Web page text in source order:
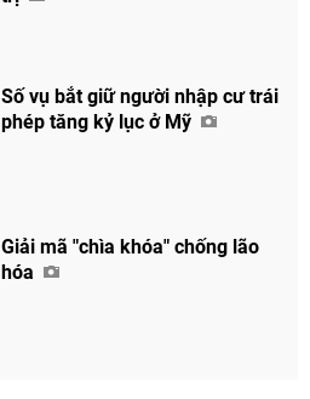
Facebook
Số vụ bắt giữ người nhập cư trái
phép tăng kỷ lục ở Mỹ
Giải mã "chìa khóa" chống lão
hóa